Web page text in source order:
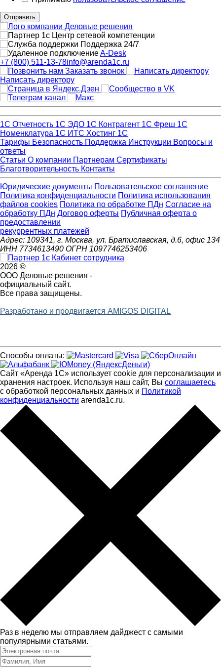
Отправить
Поддержка 24/7
A-Desk
+7 (800) 511-13-78info@arenda1c.ru
Заказать звонок
Написать директору
1С Отчетность 1С ЭДО 1С Контрагент 1С Фреш 1С
Номенклатура 1С ИТС Хостинг 1С
Тарифы Безопасность Поддержка Инструкции Вопросы и
ответы
Статьи О компании Партнерам Сертификаты
Благотворительность Контакты
Юридические документы Пользовательское соглашение
Политика конфиденциальности Политика использования
файлов cookies Политика по обработке ПДн Cогласие на
обработку ПДн Договор оферты Публичная оферта о
предоставлении
рекуррентных платежей
Адрес: 109341, г. Москва, ул. Братиславская, д.6, офис 134
ИНН 7734613490 ОГРН 1097746253406
2026 ©
ООО Деловые решения -
официальный сайт.
Все права защищены.
Разработано и продвигается AMIGOS DIGITAL
Способы оплаты:
Сайт «Аренда 1С» использует cookie для персонализации и
хранения настроек. Используя наш сайт, Вы соглашаетесь
с обработкой персональных данных и Политикой
конфиденциальности arenda1c.ru.
Раз в неделю мы отправляем дайджест с самыми
популярными статьями.